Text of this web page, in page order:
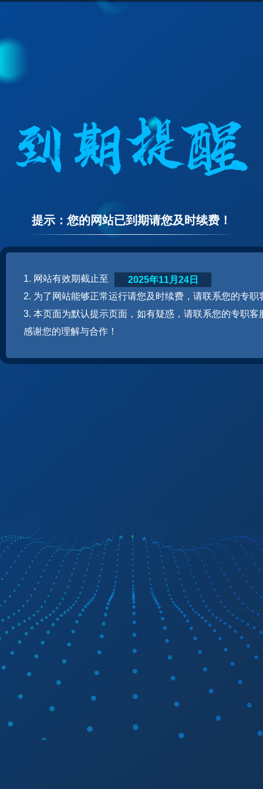
提示：您的网站已到期请您及时续费！
1. 网站有效期截止至
2. 为了网站能够正常运行请您及时续费，请联系您的专职
3. 本页面为默认提示页面，如有疑惑，请联系您的专职客
感谢您的理解与合作！
2025年11月24日